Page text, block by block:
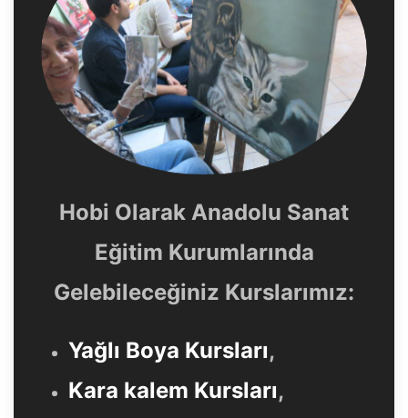
Hobi Olarak Anadolu Sanat
Eğitim Kurumlarında
Gelebileceğiniz Kurslarımız:
Yağlı Boya Kursları,
Kara kalem Kursları,